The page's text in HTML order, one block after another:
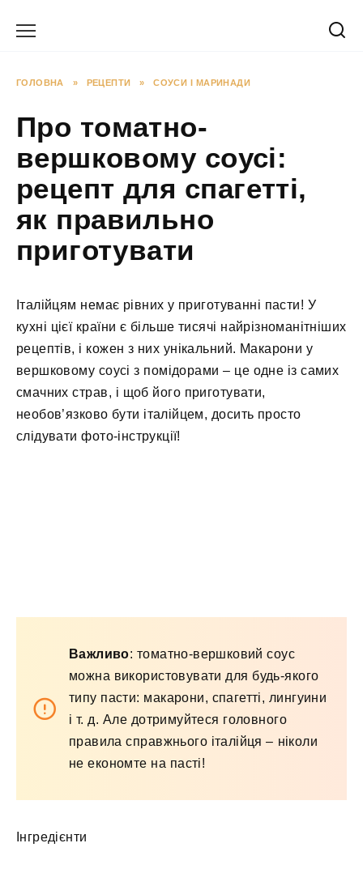
ГОЛОВНА » РЕЦЕПТИ » СОУСИ І МАРИНАДИ
Про томатно-
вершковому соусі:
рецепт для спагетті,
як правильно
приготувати
Італійцям немає рівних у приготуванні пасти! У
кухні цієї країни є більше тисячі найрізноманітніших
рецептів, і кожен з них унікальний. Макарони у
вершковому соусі з помідорами – це одне із самих
смачних страв, і щоб його приготувати,
необов’язково бути італійцем, досить просто
слідувати фото-інструкції!
Важливо: томатно-вершковий соус
можна використовувати для будь-якого
типу пасти: макарони, спагетті, лингуини
і т. д. Але дотримуйтеся головного
правила справжнього італійця – ніколи
не економте на пасті!
Інгредієнти